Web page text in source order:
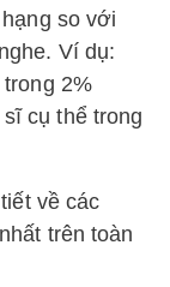
so với
Ví dụ:
2%
cụ thể trong
về các
trên toàn